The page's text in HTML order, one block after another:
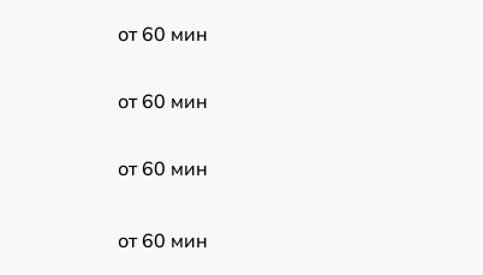
от 60 мин
от 60 мин
от 60 мин
от 60 мин